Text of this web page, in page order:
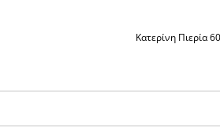
Κατερίνη Πιερία